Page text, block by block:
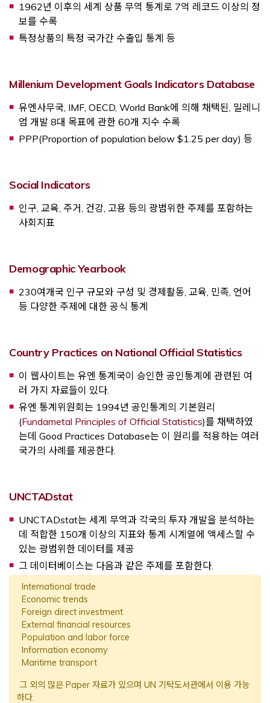
1962년 이후의 세계 상품 무역 통계로 7억 레코드 이상의 정
보를 수록
특정상품의 특정 국가간 수출입 통계 등
Millenium Development Goals Indicators Database
유엔사무국, IMF, OECD, World Bank에 의해 채택된, 밀레니
엄 개발 8대 목표에 관한 60개 지수 수록
PPP(Proportion of population below $1.25 per day) 등
Social IndicatorsOpens a new window
인구, 교육, 주거, 건강, 고용 등의 광범위한 주제를 포함하는
사회지표
Demographic YearbookOpens a new window
230여개국 인구 규모와 구성 및 경제활동, 교육, 민족, 언어
등 다양한 주제에 대한 공식 통계
Country Practices on National Official Statistics
이 웹사이트는 유엔 통계국이 승인한 공인통계에 관련된 여
러 가지 자료들이 있다.
유엔 통계위원회는 1994년 공인통계의 기본원리
(Fundametal Principles of Official StatisticsOpens a new
)를 채택하였
는데 Good Practices Database는 이 원리를 적용하는 여러
국가의 사례를 제공한다.
UNCTADstatOpens a new window
UNCTADstat는 세계 무역과 각국의 투자 개발을 분석하는
데 적합한 150개 이상의 지표와 통계 시계열에 액세스할 수
있는 광범위한 데이터를 제공
그 데이터베이스는 다음과 같은 주제를 포함한다.
International trade
Economic trends
Foreign direct investment
External financial resources
Population and labor force
Information economy
Maritime transport
그 외의 많은 Paper 자료가 있으며 UN 기탁도서관에서 이용 가능
하다.